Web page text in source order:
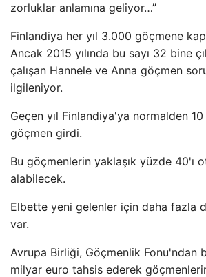
zorluklar anlamına geliyor…”
Finlandiya her yıl 3.000 göçmene
Ancak 2015 yılında bu sayı 32 bine
çalışan Hannele ve Anna göçmen
ilgileniyor.
Geçen yıl Finlandiya'ya normalden
göçmen girdi.
Bu göçmenlerin yaklaşık yüzde 40'ı
alabilecek.
Elbette yeni gelenler için daha fazla
var.
Avrupa Birliği, Göçmenlik Fonu'ndan
milyar euro tahsis ederek